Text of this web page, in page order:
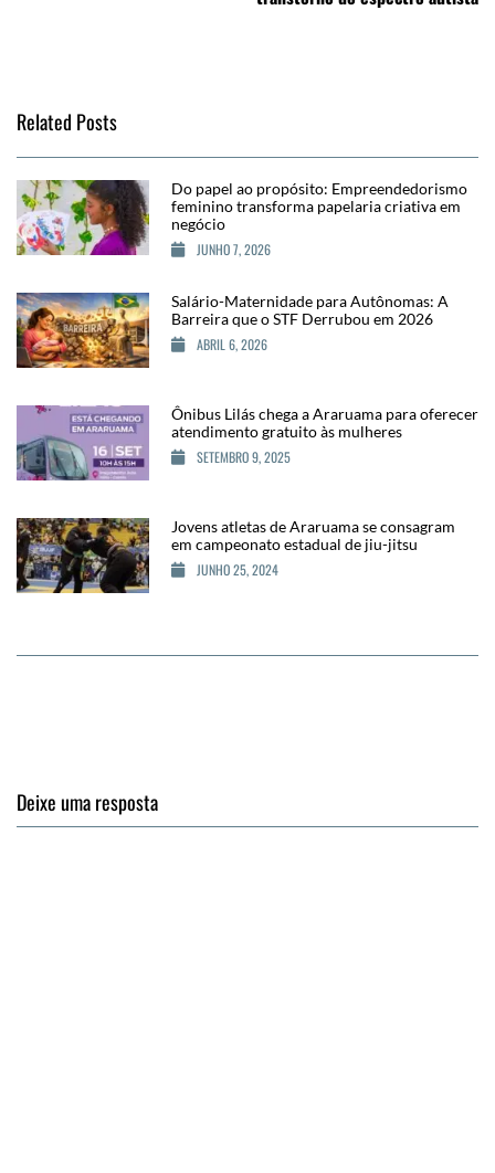
Related Posts
Do papel ao propósito: Empreendedorismo
feminino transforma papelaria criativa em
negócio
JUNHO 7, 2026
Salário-Maternidade para Autônomas: A
Barreira que o STF Derrubou em 2026
ABRIL 6, 2026
Ônibus Lilás chega a Araruama para oferecer
atendimento gratuito às mulheres
SETEMBRO 9, 2025
Jovens atletas de Araruama se consagram
em campeonato estadual de jiu-jitsu
JUNHO 25, 2024
Deixe uma resposta